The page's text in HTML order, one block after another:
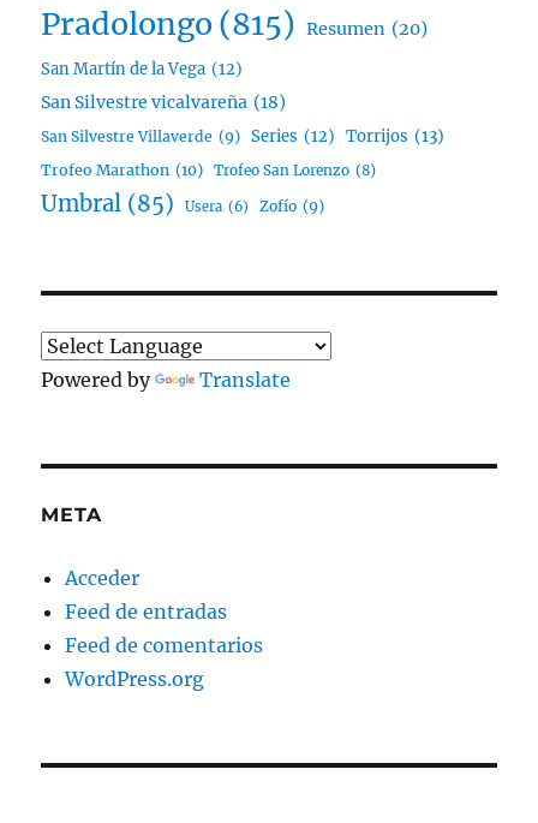
Pradolongo(815) Resumen (20)
San Martín de la Vega (12)
San Silvestre vicalvareña (18)
San Silvestre Villaverde (9) Series (12) Torrijos (13)
Trofeo Marathon (10) Trofeo San Lorenzo (8)
Umbral (85) Usera (6) Zofío (9)
Powered by Translate
META
Acceder
Feed de entradas
Feed de comentarios
WordPress.org